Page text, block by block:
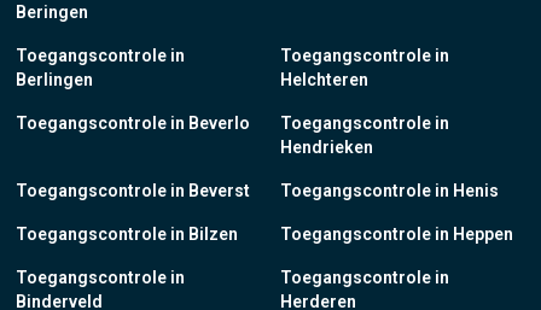
Beringen
Toegangscontrole in
Berlingen
Toegangscontrole in Beverlo
Toegangscontrole in Beverst
Toegangscontrole in Bilzen
Toegangscontrole in
Binderveld
Toegangscontrole in
Helchteren
Toegangscontrole in
Hendrieken
Toegangscontrole in Henis
Toegangscontrole in Heppen
Toegangscontrole in
Herderen